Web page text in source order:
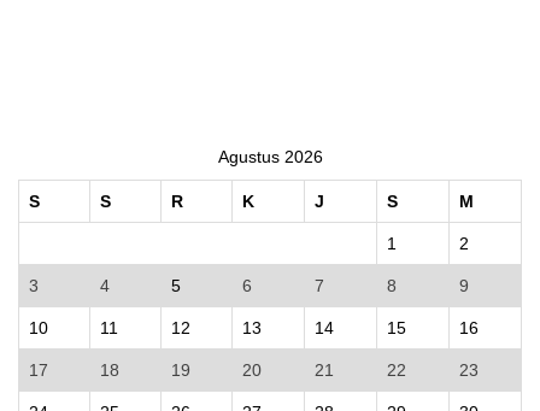
Agustus 2026
S S R K J S M
1 2
3 4 5 6 7 8 9
10 11 12 13 14 15 16
17 18 19 20 21 22 23